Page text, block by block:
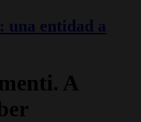
una entidad a
A